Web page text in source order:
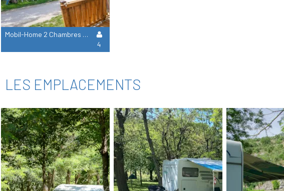
Mobil-Home 2 Chambres - Collection Elegance
4
LES EMPLACEMENTS